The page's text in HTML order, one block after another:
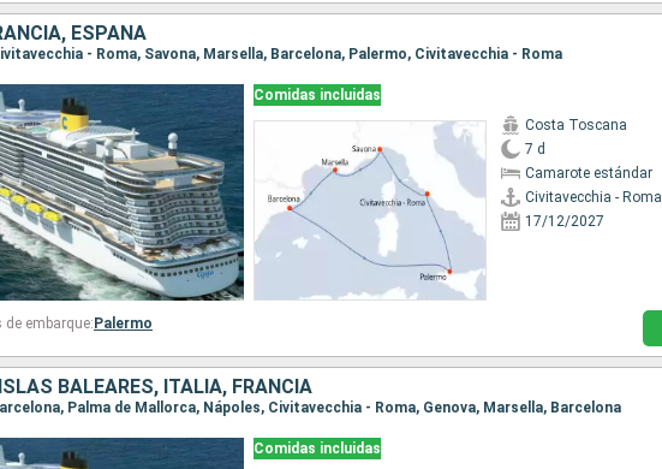
ESPAÑA
- Roma, Savona, Marsella, Barcelona, Palermo, Civitavecchia - Roma
Comidas incluidas
Costa Toscana
7 d
Camarote estándar
Civitavecchia - Roma
17/12/2027
embarque: Palermo
BALEARES, ITALIA, FRANCIA
Palma de Mallorca, Nápoles, Civitavecchia - Roma, Genova, Marsella, Barcelona
Comidas incluidas